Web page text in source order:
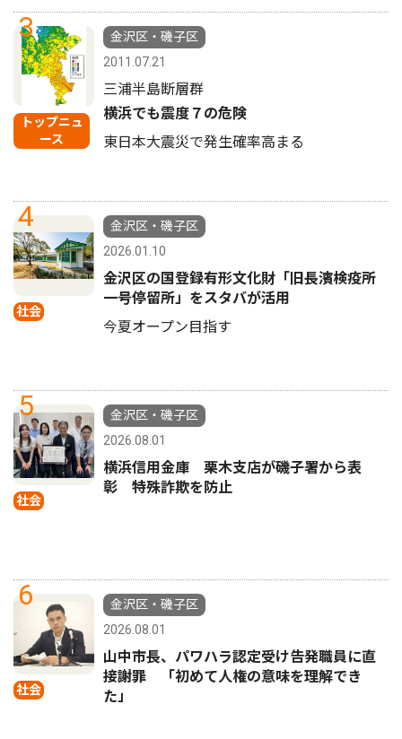
3
トップニュ
ース
金沢区・磯子区
2011.07.21
三浦半島断層群
横浜でも震度７の危険
東日本大震災で発生確率高まる
4
社会
金沢区・磯子区
2026.01.10
金沢区の国登録有形文化財「旧長濱検疫所
一号停留所」をスタバが活用
今夏オープン目指す
5
社会
金沢区・磯子区
2026.08.01
横浜信用金庫 栗木支店が磯子署から表
彰 特殊詐欺を防止
6
社会
金沢区・磯子区
2026.08.01
山中市長、パワハラ認定受け告発職員に直
接謝罪 「初めて人権の意味を理解でき
た」